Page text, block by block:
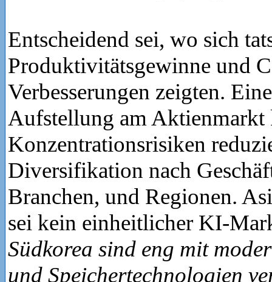
Entscheidend sei, wo sich
Produktivitätsgewinne und
Verbesserungen zeigten.
Aufstellung am Aktienmarkt
Konzentrationsrisiken
Diversifikation nach
Branchen, und Regionen.
sei kein einheitlicher KI-
Südkorea sind eng mit
und Speichertechnologien